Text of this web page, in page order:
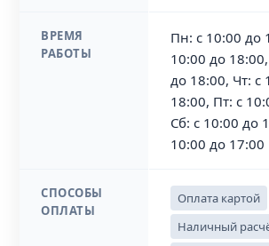
ВРЕМЯ
РАБОТЫ
Пн: с 10:00 до
10:00 до
до 18:00, Чт: с
18:00, Пт: с
Сб: с 10:00 до
10:00 до 17:00
СПОСОБЫ
ОПЛАТЫ
Оплата картой
Наличный